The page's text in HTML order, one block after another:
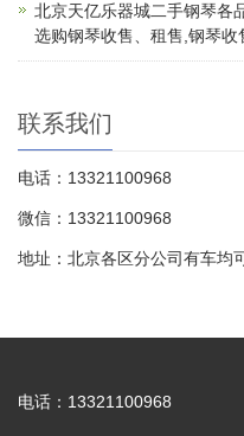
北京天亿乐器城二手钢琴各
选购钢琴收售、租售,钢琴收
联系我们
电话：13321100968
微信：13321100968
地址：北京各区分公司有车均
电话：13321100968